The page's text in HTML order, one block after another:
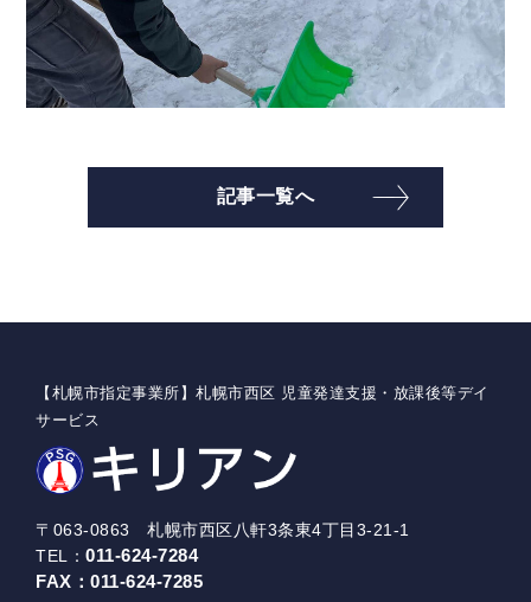
記事一覧へ
【札幌市指定事業所】札幌市西区 児童発達支援・放課後等デイ
サービス
〒063-0863 札幌市西区八軒3条東4丁目3-21-1
TEL：011-624-7284
FAX：011-624-7285